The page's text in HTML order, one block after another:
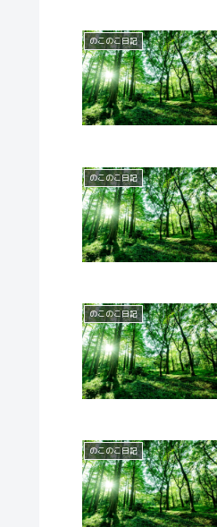
のこのこ日記
のこのこ日記
のこのこ日記
のこのこ日記